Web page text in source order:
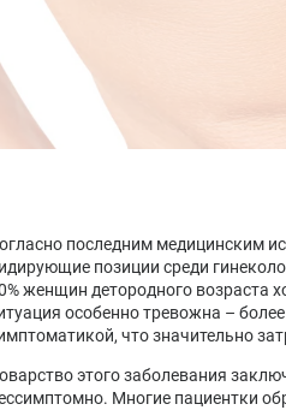
Лечение депрессии
Лечение климакса
последним медицинским
позиции среди
женщин детородного возраста
особенно тревожна –
что значительно
этого заболевания
Многие пациентки